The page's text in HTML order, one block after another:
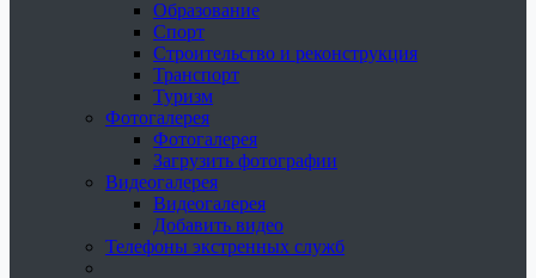
Образование
Спорт
Строительство и реконструкция
Транспорт
Туризм
Фотогалерея
Фотогалерея
Загрузить фотографии
Видеогалерея
Видеогалерея
Добавить видео
Телефоны экстренных служб